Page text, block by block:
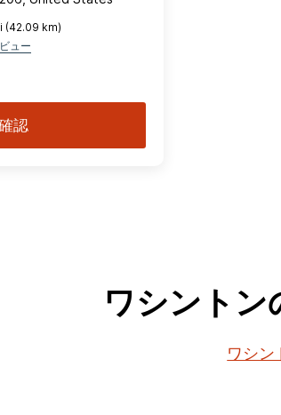
(42.09 km)
ュー
認
ワシントン
ワシン